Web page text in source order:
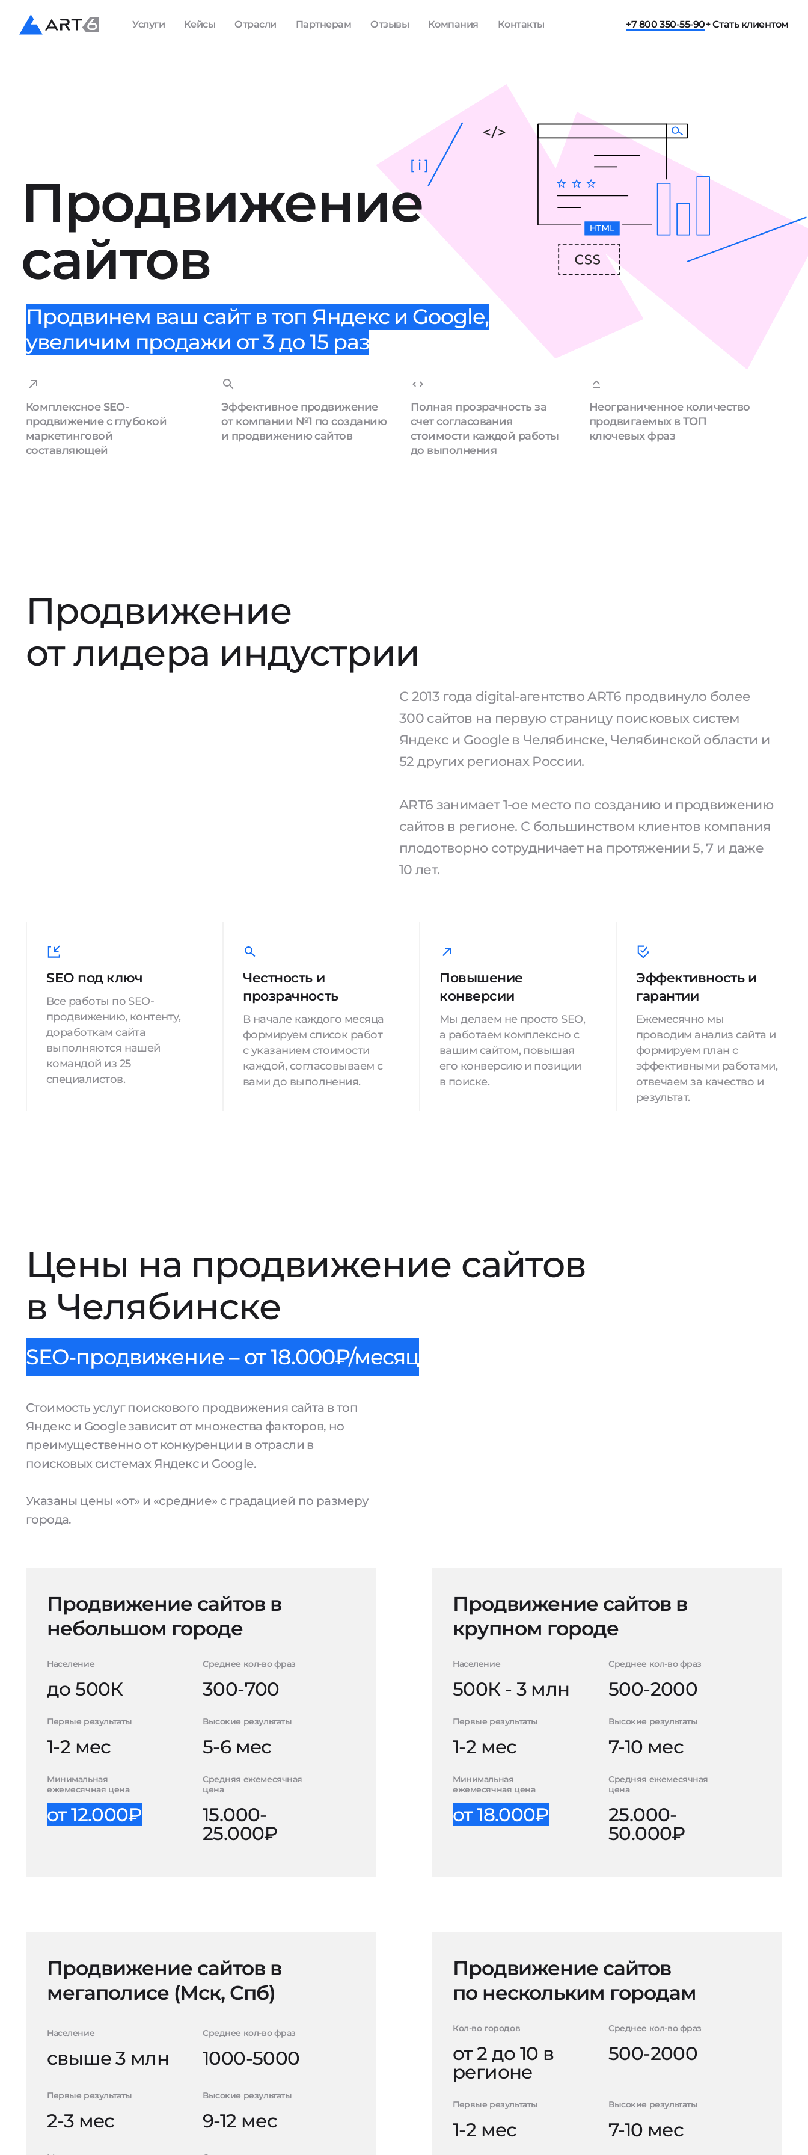
Услуги Кейсы Отрасли Партнерам Отзывы Компания Контакты +7 800 350-55-90+ Стать клиентом
Продвижение
сайтов
[ i ]
Продвинем ваш сайт в топ Яндекс и Google,
увеличим продажи от 3 до 15 раз
Комплексное SEO-
продвижение с глубокой
маркетинговой
составляющей
Эффективное продвижение
от компании №1 по созданию
и продвижению сайтов
Полная прозрачность за
счет согласования
стоимости каждой работы
до выполнения
Неограниченное количество
продвигаемых в ТОП
ключевых фраз
Продвижение
от лидера индустрии
С 2013 года digital-агентство ART6 продвинуло более
300 сайтов на первую страницу поисковых систем
Яндекс и Google в Челябинске, Челябинской области и
52 других регионах России.
ART6 занимает 1-ое место по созданию и продвижению
сайтов в регионе. С большинством клиентов компания
плодотворно сотрудничает на протяжении 5, 7 и даже
10 лет.
SEO под ключ
Все работы по SEO-
продвижению, контенту,
доработкам сайта
выполняются нашей
командой из 25
специалистов.
Честность и
прозрачность
В начале каждого месяца
формируем список работ
с указанием стоимости
каждой, согласовываем с
вами до выполнения.
Повышение
конверсии
Мы делаем не просто SEO,
а работаем комплексно с
вашим сайтом, повышая
его конверсию и позиции
в поиске.
Эффективность и
гарантии
Ежемесячно мы
проводим анализ сайта и
формируем план с
эффективными работами,
отвечаем за качество и
результат.
Цены на продвижение сайтов
в Челябинске
SEO-продвижение – от 18.000₽/месяц
Стоимость услуг поискового продвижения сайта в топ
Яндекс и Google зависит от множества факторов, но
преимущественно от конкуренции в отрасли в
поисковых системах Яндекс и Google.
Указаны цены «от» и «средние» с градацией по размеру
города.
Продвижение сайтов в
небольшом городе
Население
до 500К
Среднее кол-во фраз
300-700
Первые результаты
1-2 мес
Высокие результаты
5-6 мес
Минимальная
ежемесячная цена
от 12.000₽
Средняя ежемесячная
цена
15.000-
25.000₽
Продвижение сайтов в
крупном городе
Население
500К - 3 млн
Среднее кол-во фраз
500-2000
Первые результаты
1-2 мес
Высокие результаты
7-10 мес
Минимальная
ежемесячная цена
от 18.000₽
Средняя ежемесячная
цена
25.000-
50.000₽
Продвижение сайтов в
мегаполисе (Мск, Спб)
Население
свыше 3 млн
Среднее кол-во фраз
1000-5000
Первые результаты
2-3 мес
Высокие результаты
9-12 мес
Продвижение сайтов
по нескольким городам
Кол-во городов
от 2 до 10 в
регионе
Среднее кол-во фраз
500-2000
Первые результаты
1-2 мес
Высокие результаты
7-10 мес